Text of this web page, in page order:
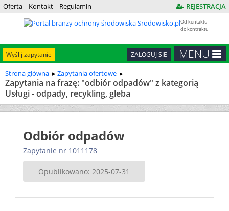
Oferta Kontakt Regulamin REJESTRACJA
Od kontaktu
do kontraktu
MENU
ZALOGUJ SIĘ
Wyślij zapytanie
Strona główna Zapytania ofertowe
Zapytania na frazę: "odbiór odpadów" z kategorią
Usługi - odpady, recykling, gleba
Odbiór odpadów
Zapytanie nr 1011178
Opublikowano: 2025-07-31